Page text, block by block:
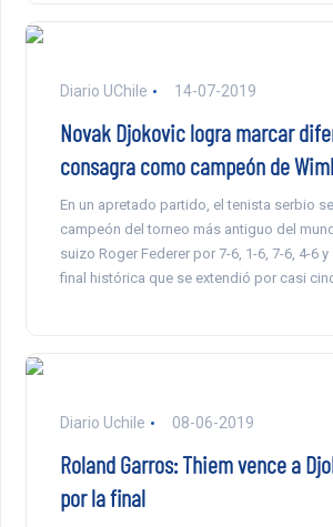
Diario UChile 14-07-2019
Novak Djokovic logra marcar
consagra como campeón de
En un apretado partido, el tenista serbio
campeón del torneo más antiguo del
suizo Roger Federer por 7-6, 1-6, 7-6, 4-6 y
final histórica que se extendió por casi
Diario Uchile 08-06-2019
Roland Garros: Thiem vence a
por la final